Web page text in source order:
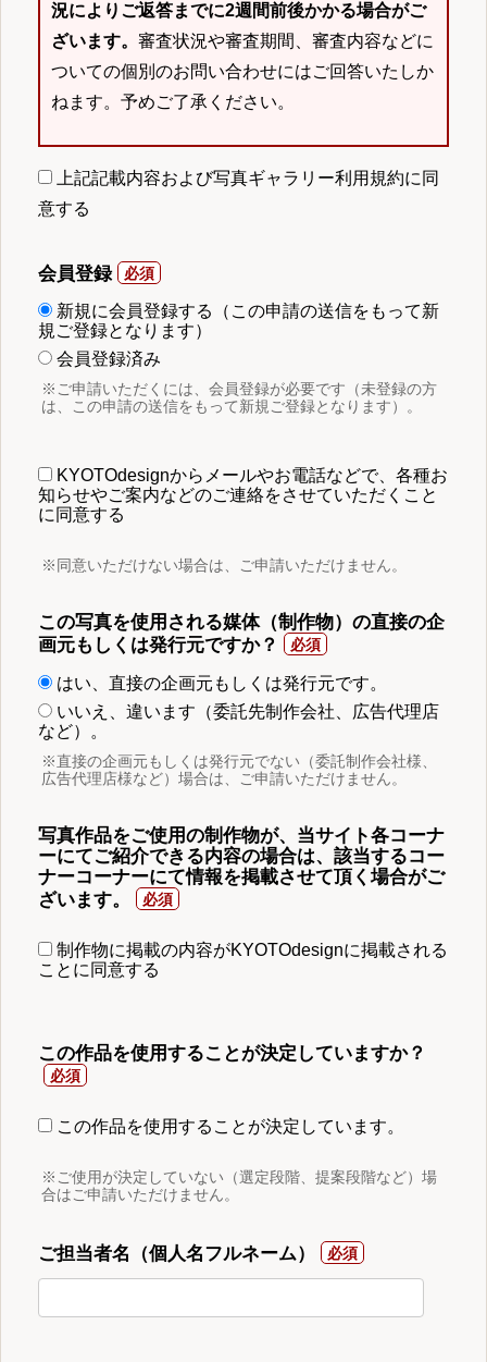
況によりご返答までに2週間前後かかる場合がご
ざいます。 審査状況や審査期間、審査内容などに
ついての個別のお問い合わせにはご回答いたしか
ねます。予めご了承ください。
上記記載内容および写真ギャラリー利用規約に同
意する
会員登録
新規に会員登録する（この申請の送信をもって新
規ご登録となります）
会員登録済み
※ご申請いただくには、会員登録が必要です（未登録の方
は、この申請の送信をもって新規ご登録となります）。
KYOTOdesignからメールやお電話などで、各種お
知らせやご案内などのご連絡をさせていただくこと
に同意する
※同意いただけない場合は、ご申請いただけません。
この写真を使用される媒体（制作物）の直接の企
画元もしくは発行元ですか？
はい、直接の企画元もしくは発行元です。
いいえ、違います（委託先制作会社、広告代理店
など）。
※直接の企画元もしくは発行元でない（委託制作会社様、
広告代理店様など）場合は、ご申請いただけません。
写真作品をご使用の制作物が、当サイト各コーナ
ーにてご紹介できる内容の場合は、該当するコー
ナーコーナーにて情報を掲載させて頂く場合がご
ざいます。
制作物に掲載の内容がKYOTOdesignに掲載される
ことに同意する
この作品を使用することが決定していますか？
この作品を使用することが決定しています。
※ご使用が決定していない（選定段階、提案段階など）場
合はご申請いただけません。
ご担当者名（個人名フルネーム）